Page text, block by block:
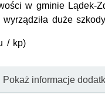
w gminie Lądek-
wyrządziła duże
/ kp)
Pokaż informacje